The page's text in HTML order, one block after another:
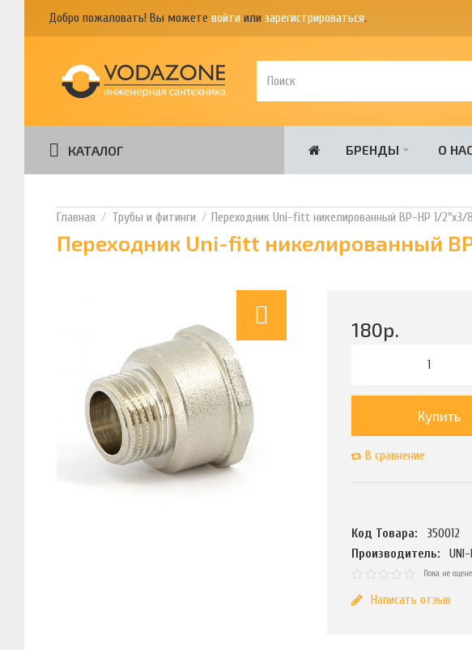
Добро пожаловать! Вы можете войти или зарегистрироваться.
КАТАЛОГ БРЕНДЫ О
Трубы и фитинги Переходник Uni-fitt никелированный ВР-НР 1/2"х3/
Переходник Uni-fitt никелированный
180р.
Купить
В сравнение
Код Товара:
350012
Производитель:
Пока не
Написать отзыв